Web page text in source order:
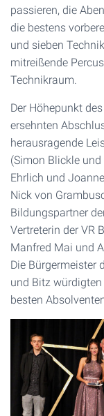
passieren, die
die bestens
und sieben
mitreißende
Technikraum.
Der Höhepunkt
ersehnten
herausragende
(Simon Blickle
Ehrlich und
Nick von
Bildungspartner
Vertreterin der VR
Manfred Mai und
Die Bürgermeister
und Bitz
besten